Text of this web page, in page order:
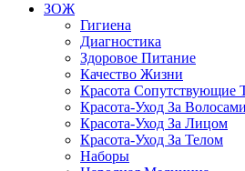
ЗОЖ
Гигиена
Диагностика
Здоровое Питание
Качество Жизни
Красота Сопутствующие
Красота-Уход За Волосами
Красота-Уход За Лицом
Красота-Уход За Телом
Наборы